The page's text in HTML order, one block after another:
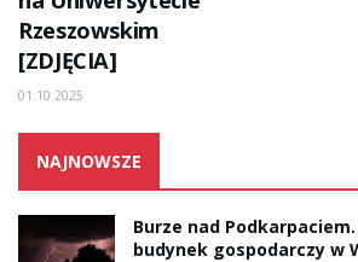
Rzeszowskim
[ZDJĘCIA]
01.10.2025
NAJNOWSZE
Burze nad
budynek gospodarczy w